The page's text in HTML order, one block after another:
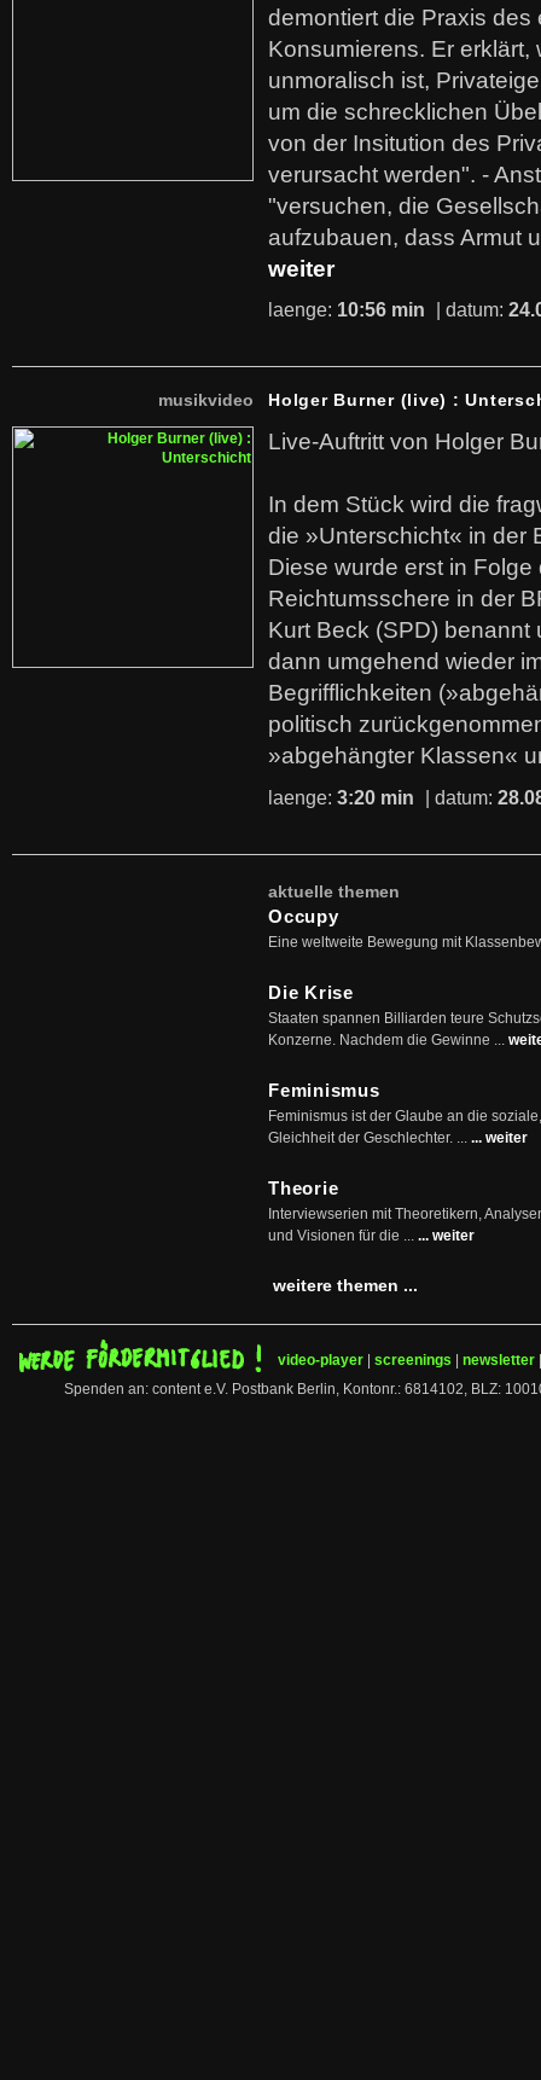
demontiert die Praxis des
Konsumierens. Er erklärt,
unmoralisch ist,
um die schrecklichen
von der Insitution des
verursacht werden". -
"versuchen, die
aufzubauen, dass Armut
weiter
laenge: 10:56 min | datum:
musikvideo Holger Burner (live) :
Live-Auftritt von Holger
In dem Stück wird die
die »Unterschicht« in der
Diese wurde erst in
Reichtumsschere in der
Kurt Beck (SPD)
dann umgehend wieder
Begrifflichkeiten
politisch
»abgehängter Klassen«
laenge: 3:20 min | datum:
aktuelle themen
Occupy
Eine weltweite Bewegung mit
Die Krise
Staaten spannen Billiarden teure
Konzerne. Nachdem die Gewinne ...
Feminismus
Feminismus ist der Glaube an die
Gleichheit der Geschlechter. ... ... weiter
Theorie
Interviewserien mit Theoretikern,
und Visionen für die ... ... weiter
weitere themen ...
video-player screenings newsletter
Spenden an: content e.V. Postbank Berlin, Kontonr.: 6814102, BLZ: